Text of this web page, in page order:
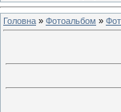
Головна » Фотоальбом »